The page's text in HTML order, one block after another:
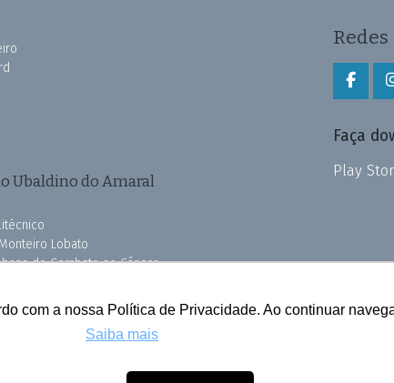
com a nossa Política de Privacidade. Ao continuar
Saiba mais
Ubaldino do Amaral
Lobato
de Combate ao Câncer
OSSEL
Faça
Play